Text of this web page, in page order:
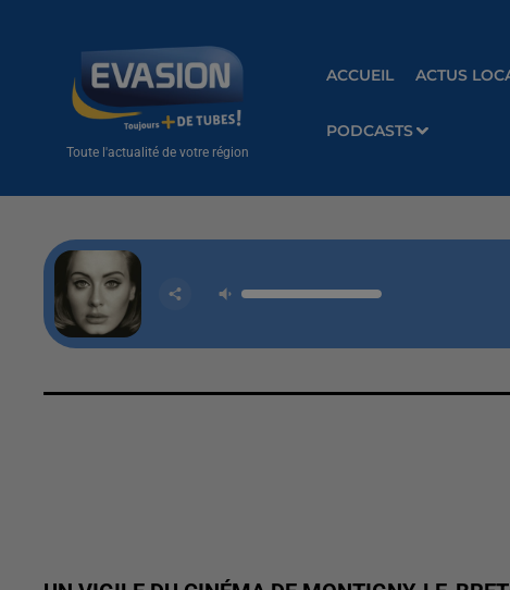
Toute l'actualité de votre région
ACCUEIL ACTUS
PODCASTS